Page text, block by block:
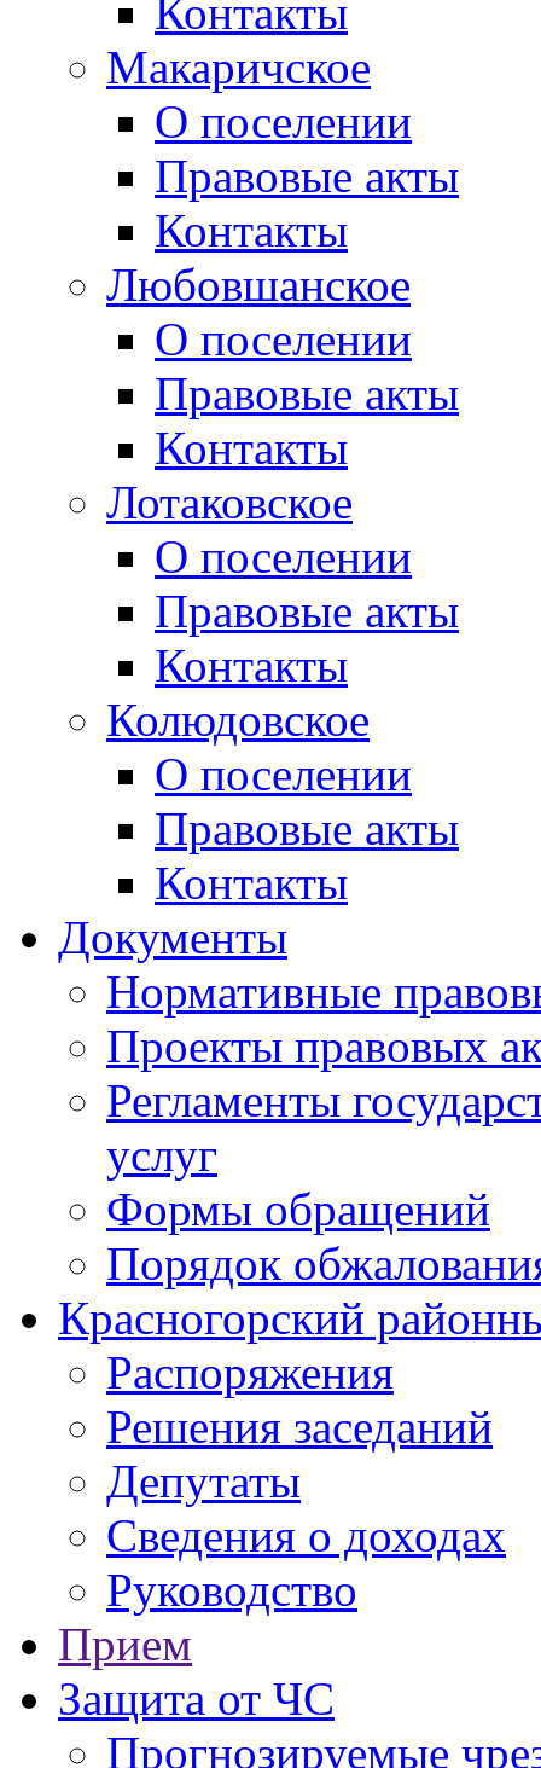
Контакты
Макаричское
О поселении
Правовые акты
Контакты
Любовшанское
О поселении
Правовые акты
Контакты
Лотаковское
О поселении
Правовые акты
Контакты
Колюдовское
О поселении
Правовые акты
Контакты
Документы
Нормативные
Проекты правовых
Регламенты
услуг
Формы обращений
Порядок
Красногорский
Распоряжения
Решения заседаний
Депутаты
Сведения о доходах
Руководство
Прием
Защита от ЧС
Прогнозируемые